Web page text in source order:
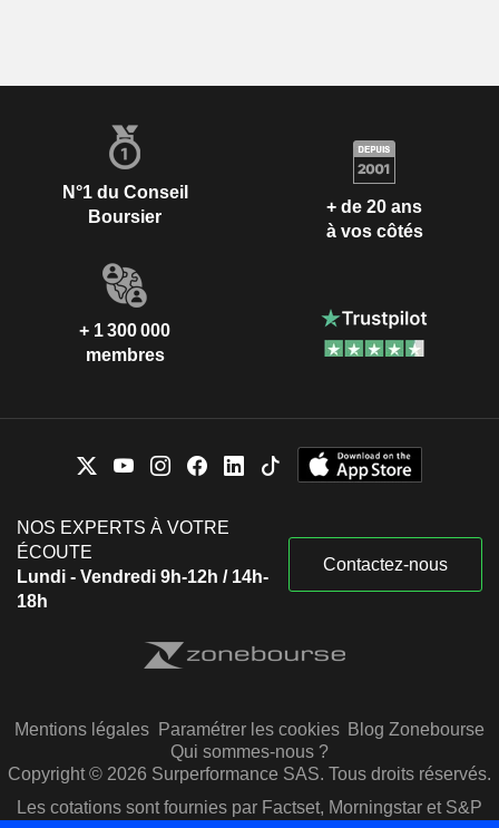
N°1 du Conseil
Boursier
+ de 20 ans
à vos côtés
+ 1 300 000
membres
NOS EXPERTS À VOTRE
ÉCOUTE
Lundi - Vendredi 9h-12h / 14h-
18h
Contactez-nous
Mentions légales Paramétrer les cookies Blog Zonebourse
Qui sommes-nous ?
Copyright © 2026 Surperformance SAS. Tous droits réservés.
Les cotations sont fournies par Factset, Morningstar et S&P